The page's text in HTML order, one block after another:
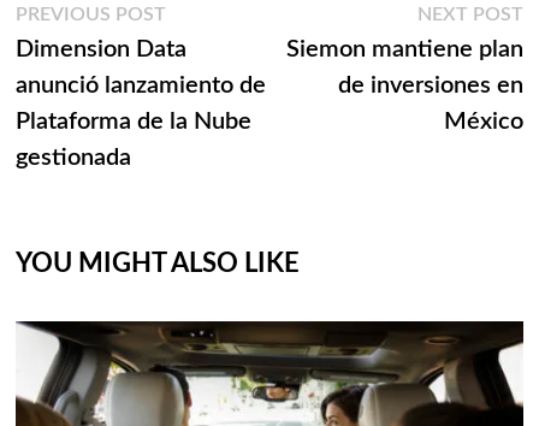
Navegación
de
entradas
PREVIOUS POSTPrevious
post:
Dimension Data
anunció lanzamiento de
Plataforma de la Nube
gestionada
NEXT POST
Siemon mantiene plan
de inversiones en
México
YOU MIGHT ALSO LIKE